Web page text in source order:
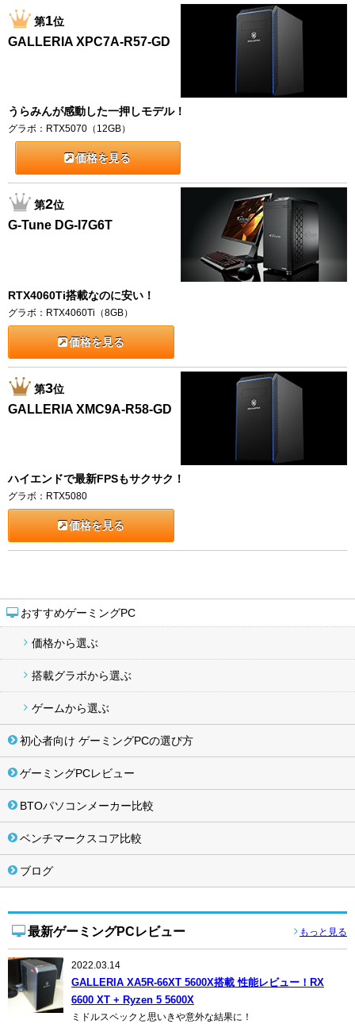
おすすめゲーミングPC
価格から選ぶ
搭載グラボから選ぶ
ゲームから選ぶ
初心者向け ゲーミングPCの選び方
ゲーミングPCレビュー
BTOパソコンメーカー比較
ベンチマークスコア比較
ブログ
最新ゲーミングPCレビュー もっと見る
2022.03.14
GALLERIA XA5R-66XT 5600X搭載 性能レビュー！RX
6600 XT + Ryzen 5 5600X
ミドルスペックと思いきや意外な結果に！
第1位
GALLERIA XPC7A-R57-GD
うらみんが感動した一押しモデル！
グラボ：RTX5070（12GB）
価格を見る
第2位
G-Tune DG-I7G6T
RTX4060Ti搭載なのに安い！
グラボ：RTX4060Ti（8GB）
価格を見る
第3位
GALLERIA XMC9A-R58-GD
ハイエンドで最新FPSもサクサク！
グラボ：RTX5080
価格を見る